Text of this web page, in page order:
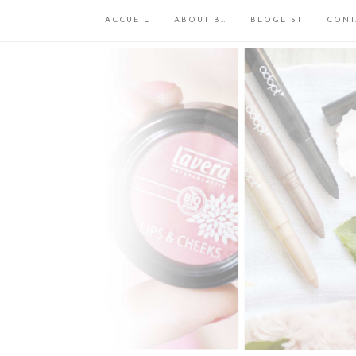
ACCUEIL ABOUT B… BLOGLIST